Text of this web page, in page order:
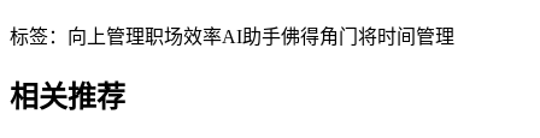
标签： 向上管理职场效率AI助手佛得角门将时间管理
相关推荐